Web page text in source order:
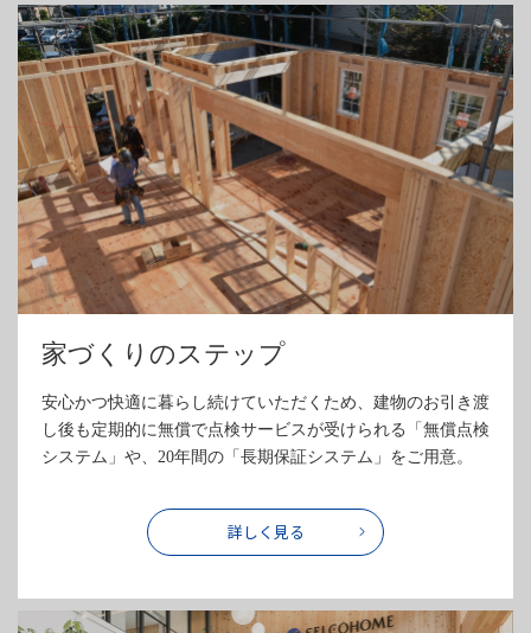
家づくりのステップ
安心かつ快適に暮らし続けていただくため、建物のお引き渡
し後も定期的に無償で点検サービスが受けられる「無償点検
システム」や、20年間の「長期保証システム」をご用意。
詳しく見る